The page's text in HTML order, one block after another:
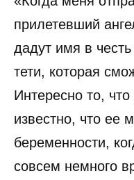
прилетевший
дадут имя в
тети, которая
Интересно то,
известно, что ее
беременности,
совсем немного